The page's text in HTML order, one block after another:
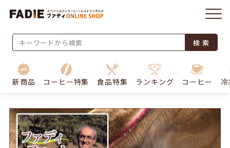
検 索
新商品 コーヒー特集 食品特集 ランキング コーヒー